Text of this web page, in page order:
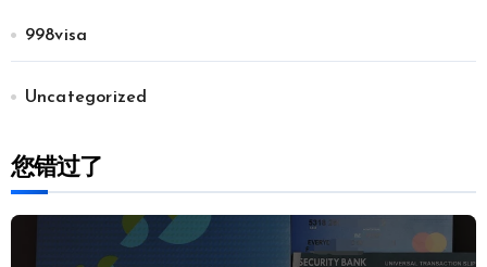
998visa
Uncategorized
您错过了